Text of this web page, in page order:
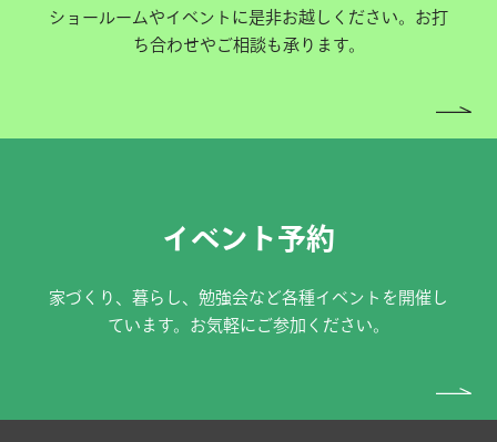
ショールームやイベントに是非お越しください。お打
ち合わせやご相談も承ります。
イベント予約
家づくり、暮らし、勉強会など各種イベントを開催し
ています。お気軽にご参加ください。